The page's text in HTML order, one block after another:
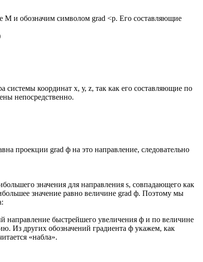
M и обозначим символом grad <р. Его составляющие
системы координат х, у, z, так как его составляющие по
непосредственно.
проекции grad ф на это направление, следовательно
значения для направления s, совпадающего как
значение равно величине grad ф. Поэтому мы
направление быстрейшего увеличения ф и по величине
Из других обозначений градиента ф укажем, как
«набла».